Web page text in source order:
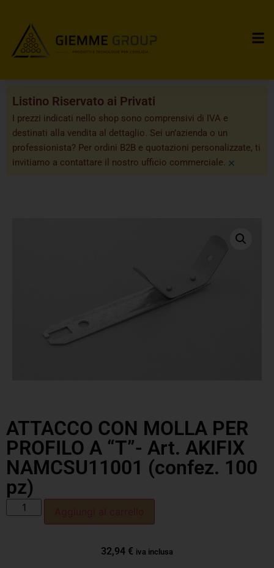
Listino Riservato ai Privati
I prezzi indicati nello shop sono comprensivi di IVA e
destinati alla vendita al dettaglio. Sei un’azienda o un
professionista? Per ordini B2B e quotazioni personalizzate, ti
invitiamo a contattare il nostro ufficio commerciale. ×
ATTACCO CON MOLLA PER
PROFILO A “T”- Art. AKIFIX
NAMCSU11001 (confez. 100
pz)
32,94 € iva inclusa